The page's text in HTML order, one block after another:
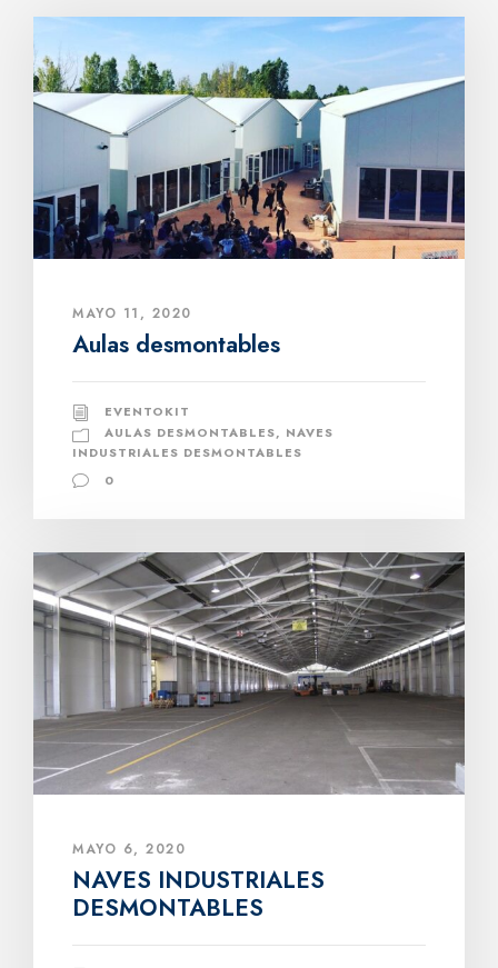
MAYO 11, 2020
Aulas desmontables
EVENTOKIT
AULAS DESMONTABLES, NAVES
INDUSTRIALES DESMONTABLES
0
MAYO 6, 2020
NAVES INDUSTRIALES
DESMONTABLES